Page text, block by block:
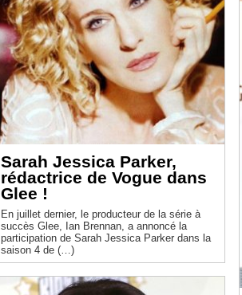
Sarah Jessica Parker,
rédactrice de Vogue dans
Glee !
En juillet dernier, le producteur de la série à
succès Glee, Ian Brennan, a annoncé la
participation de Sarah Jessica Parker dans la
saison 4 de (…)